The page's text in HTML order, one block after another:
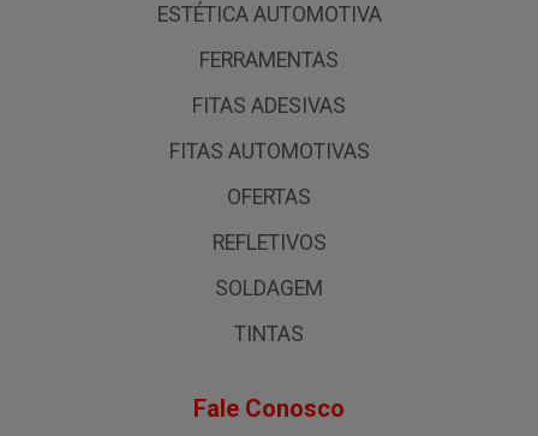
ESTÉTICA AUTOMOTIVA
FERRAMENTAS
FITAS ADESIVAS
FITAS AUTOMOTIVAS
OFERTAS
REFLETIVOS
SOLDAGEM
TINTAS
Fale Conosco